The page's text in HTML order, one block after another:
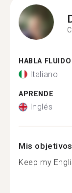
HABLA FLUIDO
Italiano
APRENDE
Inglés
Mis
Keep my